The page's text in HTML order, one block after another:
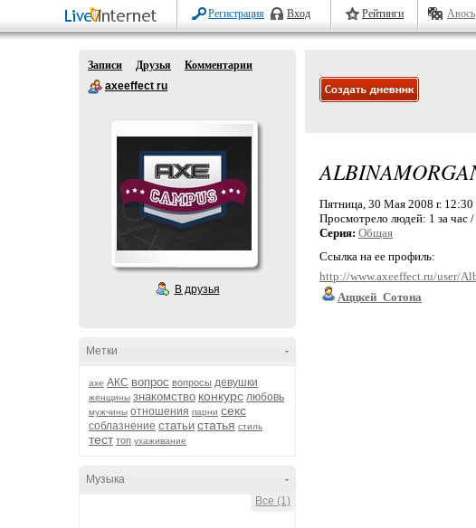
Регистрация Вход Рейтинги Авось
Записи Друзья
Комментарии
axeeffect ru
В друзья
-
Метки
axe АКС вопрос вопросы девушки
женщины знакомство конкурс любовь
мужчины отношения парни секс
соблазнение статьи статья стиль
тест топ ухаживание
-
Музыка
Все (1)
Пятница, 30 Мая 2008 г. 12:30
Просмотрело людей: 1 за час
Серия: Общая
Ссылка на ее профиль:
http://www.axeeffect.ru/user/
Аццкей_Сотона